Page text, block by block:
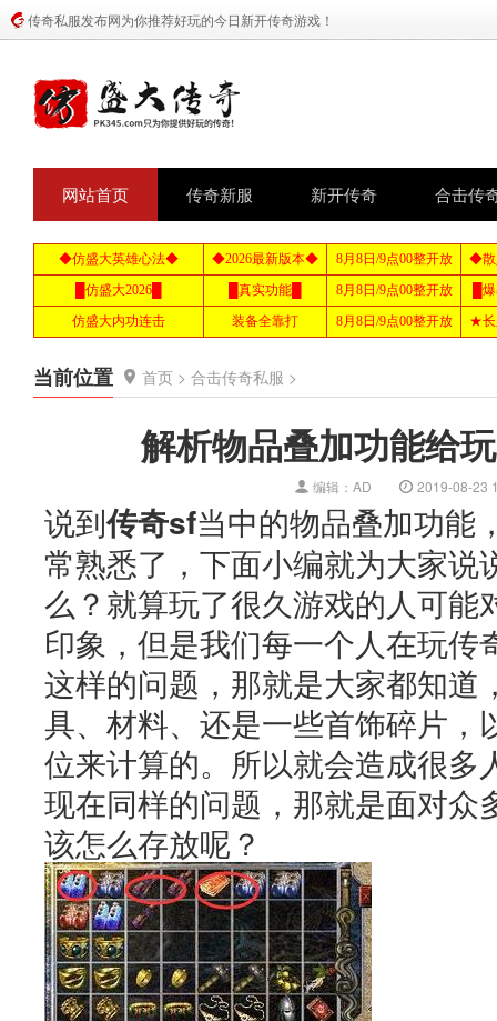
传奇私服发布网为你推荐好玩的今日新开传奇游戏！
网站首页 传奇新服 新开传奇 合击传
当前位置 首页 > 合击传奇私服 >
解析物品叠加功能给
编辑：AD 2019-08-23
说到传奇sf当中的物品叠加功能
常熟悉了，下面小编就为大家说
么？就算玩了很久游戏的人可能
印象，但是我们每一个人在玩传
这样的问题，那就是大家都知道
具、材料、还是一些首饰碎片，
位来计算的。所以就会造成很多
现在同样的问题，那就是面对众
该怎么存放呢？